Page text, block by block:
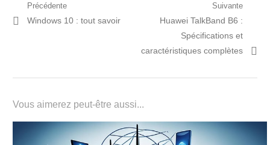
Navigation
Précédente
Post
Windows 10 : tout savoir
Suivante
Prochain
article:
Huawei TalkBand B6 :
Spécifications et
caractéristiques complètes
Vous aimerez peut-être aussi...